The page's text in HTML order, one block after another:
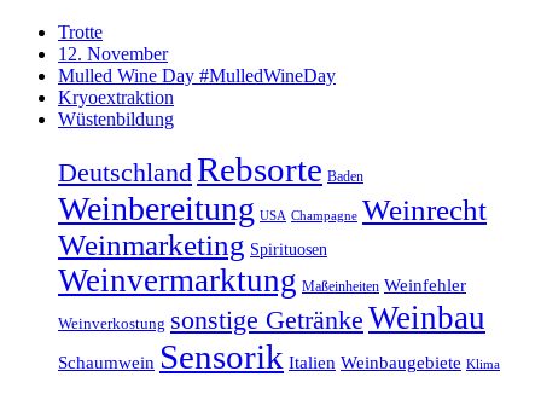
Trotte
12. November
Mulled Wine Day #MulledWineDay
Kryoextraktion
Wüstenbildung
Deutschland Rebsorte Baden
Weinbereitung USA Champagne Weinrecht
Weinmarketing Spirituosen
Weinvermarktung Maßeinheiten Weinfehler
Weinverkostung sonstige Getränke Weinbau
Schaumwein Sensorik Italien Weinbaugebiete Klima